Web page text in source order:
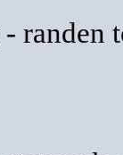
randen